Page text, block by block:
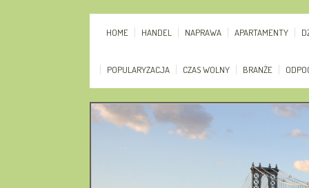
HOME HANDEL NAPRAWA APARTAMENTY
POPULARYZACJA CZAS WOLNY BRANŻE